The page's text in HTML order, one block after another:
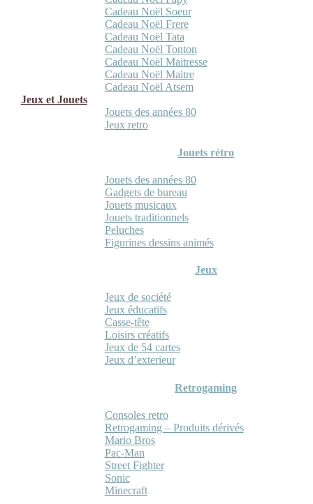
Cadeau Noël Soeur
Cadeau Noël Frere
Cadeau Noël Tata
Cadeau Noël Tonton
Cadeau Noël Maitresse
Cadeau Noël Maitre
Cadeau Noël Atsem
Jeux et Jouets
Jouets des années 80
Jeux retro
Jouets rétro
Jouets des années 80
Gadgets de bureau
Jouets musicaux
Jouets traditionnels
Peluches
Figurines dessins animés
Jeux
Jeux de société
Jeux éducatifs
Casse-tête
Loisirs créatifs
Jeux de 54 cartes
Jeux d’exterieur
Retrogaming
Consoles retro
Retrogaming – Produits dérivés
Mario Bros
Pac-Man
Street Fighter
Sonic
Minecraft